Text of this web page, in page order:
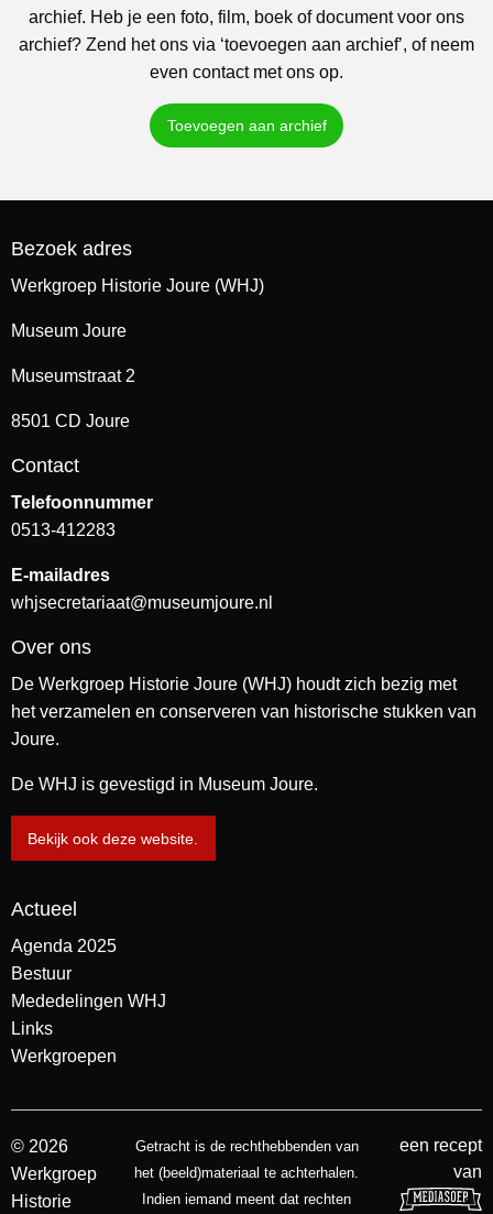
archief. Heb je een foto, film, boek of document voor ons
archief? Zend het ons via ‘toevoegen aan archief’, of neem
even contact met ons op.
Toevoegen aan archief
Bezoek adres
Werkgroep Historie Joure (WHJ)
Museum Joure
Museumstraat 2
8501 CD Joure
Contact
Telefoonnummer
0513-412283
E-mailadres
whjsecretariaat@museumjoure.nl
Over ons
De Werkgroep Historie Joure (WHJ) houdt zich bezig met
het verzamelen en conserveren van historische stukken van
Joure.
De WHJ is gevestigd in Museum Joure.
Bekijk ook deze website.
Actueel
Agenda 2025
Bestuur
Mededelingen WHJ
Links
Werkgroepen
© 2026
Werkgroep
Historie
Getracht is de rechthebbenden van
het (beeld)materiaal te achterhalen.
Indien iemand meent dat rechten
een recept
van